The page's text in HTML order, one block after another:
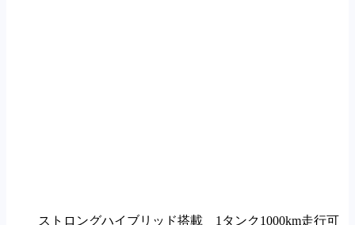
ストロングハイブリッド搭載 1タンク1000km走行可